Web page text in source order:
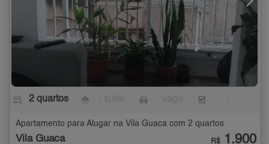
2 quartos
Apartamento para Alugar na Vila Guaca com 2 quartos
Vila Guaca R$ 1.900